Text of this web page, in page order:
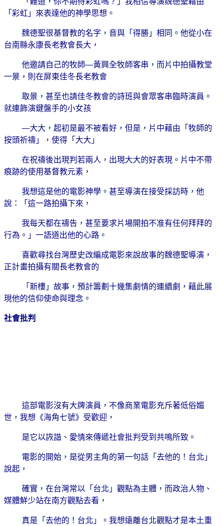
「彩虹」來表達他的神學思想。
魏德聖很基督教的名字，音與「得勝」相同。他從小在
台南縣永康長老教會長大，
他邀請自己的牧師—黃興全牧師客串，而片中拍攝教堂
一景，則在屏東佳冬長老教會
取景，甚至也請佳冬教會的詩班與會眾客串臨時演員。
就連飾演鍵盤手的小女孩
—大大，起初是最不被看好，但是，片中藉由「牧師的
按頭祈禱」，使得「大大」
在祝禱後出現判若兩人，出現大大的好表現。片中不帶
痕跡的使用基督教元素，
我想這是他的電影神學。甚至導演在接受採訪時，他
說：「這一路拍攝下來，
我每天都在禱告，甚至要求片場開拍不准有任何拜拜的
行為。」一語道出他的心路。
喜歡尋找台灣歷史改編成電影來說故事的魏德聖導演，
正計畫拍攝有關長老教會的
「新樓」故事，預計籌劃十幾集劇情的連續劇，藉此展
現他的信仰使命與理念。
社會批判
這部電影沒有大牌演員，不像商業電影充斥著低俗媚
世，我想《海角七號》受歡迎，
是它以詼諧、愛情來傳遞社會批判受到共鳴所致。
電影的開始，是從男主角的第一句話「去他的！台北」
說起，
確實，在台灣常以「台北」觀點為主體，而政治人物、
媒體鮮少站在南方觀點去看，
真是「去他的！台北」。我想遠離台北觀點才是本土重